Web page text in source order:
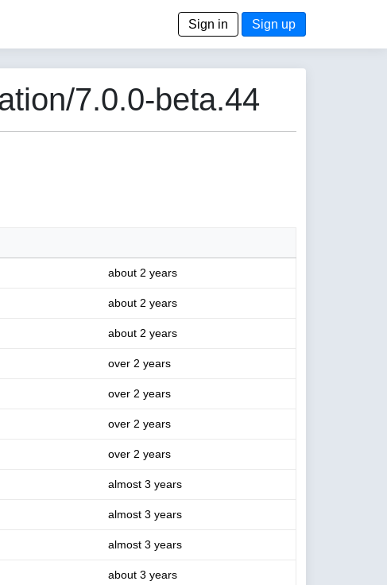
Sign in Sign up
7.0.0-beta.44
about 2 years
about 2 years
about 2 years
over 2 years
over 2 years
over 2 years
over 2 years
almost 3 years
almost 3 years
almost 3 years
about 3 years